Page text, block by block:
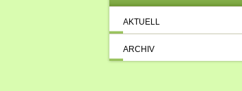
AKTUELL
ARCHIV